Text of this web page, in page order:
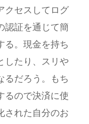
クセスしてログ
認証を通じて簡
る。現金を持ち
したり、スリや
るだろう。もち
るので決済に使
された自分のお